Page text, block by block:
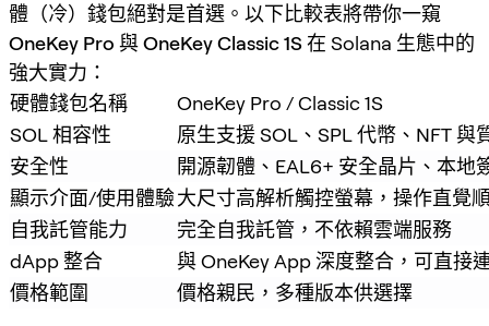
體（冷）錢包絕對是首選。以下比較表將帶你一窺
OneKey Pro 與OneKey Classic 1S在 Solana 生態中的
強大實力：
硬體錢包名稱
OneKey Pro / Classic 1S
SOL 相容性
原生支援 SOL、SPL 代幣、NFT 與
安全性
開源韌體、EAL6+ 安全晶片、本地
顯示介面/使用體驗大尺寸高解析觸控螢幕，操作直覺
自我託管能力
完全自我託管，不依賴雲端服務
dApp 整合
與 OneKey App 深度整合，可直接
價格範圍
價格親民，多種版本供選擇